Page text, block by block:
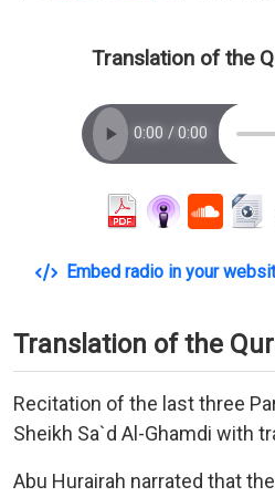
Translation of the
Embed radio in your
Translation of the
Recitation of the last three
Sheikh Sa`d Al-Ghamdi with
Abu Hurairah narrated that